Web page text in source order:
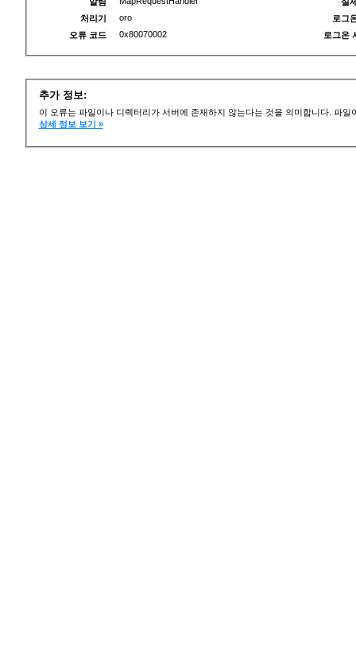
처리기
oro
오류 코드
0x80070002
로그
로그온
추가 정보:
이 오류는 파일이나 디렉터리가 서버에 존재하지 않는다는 것을 의미합니다. 파
상세 정보 보기 »